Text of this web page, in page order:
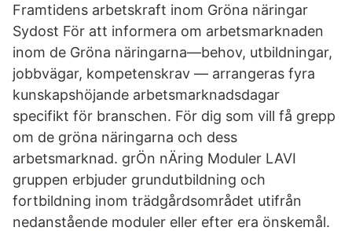
Framtidens arbetskraft inom Gröna näringar
Sydost För att informera om arbetsmarknaden
inom de Gröna näringarna—behov, utbildningar,
jobbvägar, kompetenskrav — arrangeras fyra
kunskapshöjande arbetsmarknadsdagar
specifikt för branschen. För dig som vill få grepp
om de gröna näringarna och dess
arbetsmarknad. grÖn nÄring Moduler LAVI
gruppen erbjuder grundutbildning och
fortbildning inom trädgårdsområdet utifrån
nedanstående moduler eller efter era önskemål.